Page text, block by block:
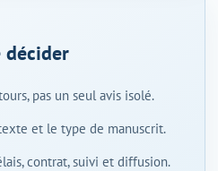
décider
pas un seul avis isolé.
et le type de manuscrit.
contrat, suivi et diffusion.